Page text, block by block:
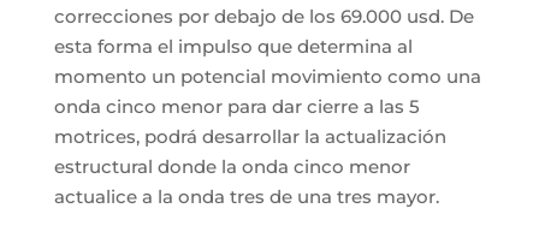
correcciones por debajo de los 69.000 usd. De
esta forma el impulso que determina al
momento un potencial movimiento como una
onda cinco menor para dar cierre a las 5
motrices, podrá desarrollar la actualización
estructural donde la onda cinco menor
actualice a la onda tres de una tres mayor.